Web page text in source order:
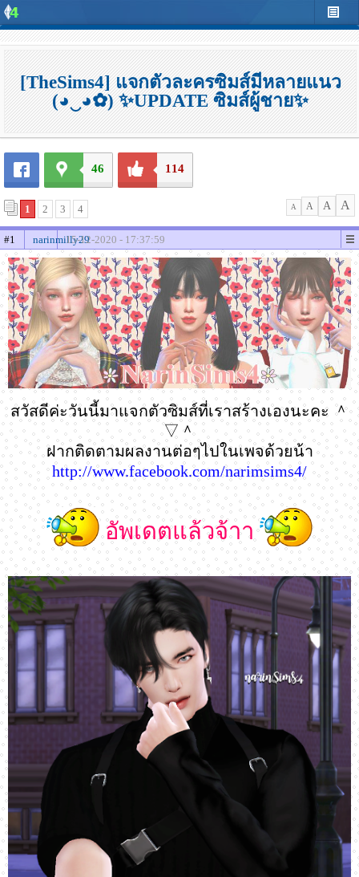
[TheSims4] แจกตัวละครซิมส์มีหลายแนว
(◕‿◕✿) ✨UPDATE ซิมส์ผู้ชาย✨
46 114
1 2 3 4 A A A A
#1 narinmilly2915-12-2020 - 17:37:59
สวัสดีค่ะวันนี้มาแจกตัวซิมส์ที่เราสร้างเองนะคะ ＾
▽＾
ฝากติดตามผลงานต่อๆไปในเพจด้วยน้า
http://www.facebook.com/narimsims4/
อัพเดตแล้วจ้าา